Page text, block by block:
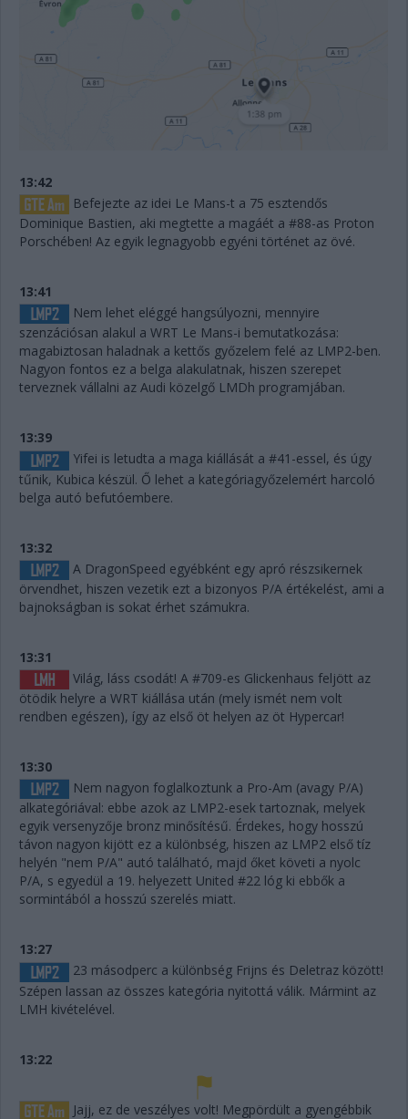
13:42
Befejezte az idei Le Mans-t a 75 esztendős
Dominique Bastien, aki megtette a magáét a #88-as Proton
Porschében! Az egyik legnagyobb egyéni történet az övé.
13:41
Nem lehet eléggé hangsúlyozni, mennyire
szenzációsan alakul a WRT Le Mans-i bemutatkozása:
magabiztosan haladnak a kettős győzelem felé az LMP2-ben.
Nagyon fontos ez a belga alakulatnak, hiszen szerepet
terveznek vállalni az Audi közelgő LMDh programjában.
13:39
Yifei is letudta a maga kiállását a #41-essel, és úgy
tűnik, Kubica készül. Ő lehet a kategóriagyőzelemért harcoló
belga autó befutóembere.
13:32
A DragonSpeed egyébként egy apró részsikernek
örvendhet, hiszen vezetik ezt a bizonyos P/A értékelést, ami a
bajnokságban is sokat érhet számukra.
13:31
Világ, láss csodát! A #709-es Glickenhaus feljött az
ötödik helyre a WRT kiállása után (mely ismét nem volt
rendben egészen), így az első öt helyen az öt Hypercar!
13:30
Nem nagyon foglalkoztunk a Pro-Am (avagy P/A)
alkategóriával: ebbe azok az LMP2-esek tartoznak, melyek
egyik versenyzője bronz minősítésű. Érdekes, hogy hosszú
távon nagyon kijött ez a különbség, hiszen az LMP2 első tíz
helyén "nem P/A" autó található, majd őket követi a nyolc
P/A, s egyedül a 19. helyezett United #22 lóg ki ebbők a
sormintából a hosszú szerelés miatt.
13:27
23 másodperc a különbség Frijns és Deletraz között!
Szépen lassan az összes kategória nyitottá válik. Mármint az
LMH kivételével.
13:22
Jajj, ez de veszélyes volt! Megpördült a gyengébbik